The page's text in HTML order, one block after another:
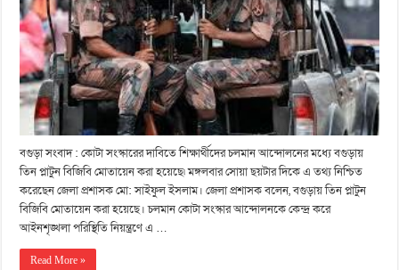
বগুড়া সংবাদ : কোটা সংস্কারের দাবিতে শিক্ষার্থীদের চলমান আন্দোলনের মধ্যে বগুড়ায়
তিন প্লাটুন বিজিবি মোতায়েন করা হয়েছে৷ মঙ্গলবার সোয়া ছয়টার দিকে এ তথ্য নিশ্চিত
করেছেন জেলা প্রশাসক মো: সাইফুল ইসলাম। জেলা প্রশাসক বলেন, বগুড়ায় তিন প্লাটুন
বিজিবি মোতায়েন করা হয়েছে। চলমান কোটা সংস্কার আন্দোলনকে কেন্দ্র করে
আইনশৃঙ্খলা পরিস্থিতি নিয়ন্ত্রণে এ …
Read More »